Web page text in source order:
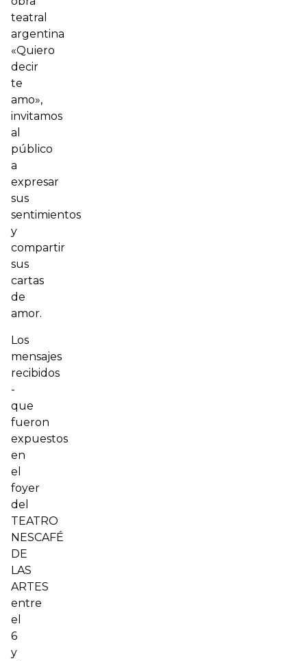
teatral
argentina
«Quiero
decir
te
amo»,
invitamos
al
público
a
expresar
sus
sentimientos
y
compartir
sus
cartas
de
amor.
Los
mensajes
recibidos
-
que
fueron
expuestos
en
el
foyer
del
TEATRO
NESCAFÉ
DE
LAS
ARTES
entre
el
6
y